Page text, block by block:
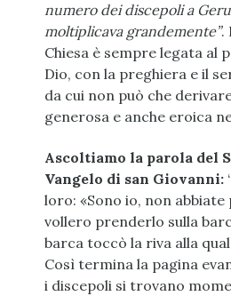
numero dei discepoli a
moltiplicava grandemente”.
Chiesa è sempre legata al
Dio, con la preghiera e il
da cui non può che
generosa e anche eroica
Ascoltiamo la parola del
Vangelo di san Giovanni:
loro: «Sono io, non abbiate
vollero prenderlo sulla
barca toccò la riva alla
Così termina la pagina
i discepoli si trovano